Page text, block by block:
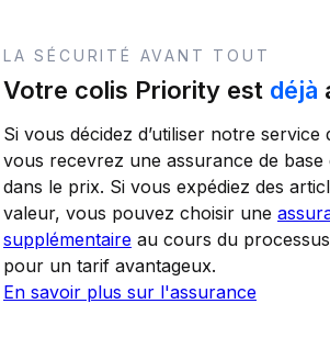
LA SÉCURITÉ AVANT TOUT
Votre colis Priority est déjà
Si vous décidez d’utiliser notre service
vous recevrez une assurance de base
dans le prix. Si vous expédiez des
valeur, vous pouvez choisir une
supplémentaire au cours du
pour un tarif avantageux.
En savoir plus sur l'assurance